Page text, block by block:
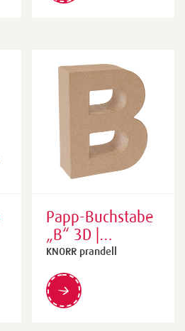
Papp-Buchstabe
„B“ 3D |
146×175×55
mm, natur
KNORR prandell